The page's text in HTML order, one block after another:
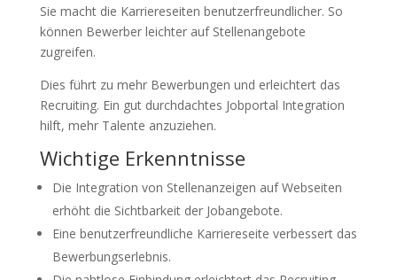
Sie macht die Karriereseiten benutzerfreundlicher. So
können Bewerber leichter auf Stellenangebote
zugreifen.
Dies führt zu mehr Bewerbungen und erleichtert das
Recruiting. Ein gut durchdachtes Jobportal Integration
hilft, mehr Talente anzuziehen.
Wichtige Erkenntnisse
Die Integration von Stellenanzeigen auf Webseiten
erhöht die Sichtbarkeit der Jobangebote.
Eine benutzerfreundliche Karriereseite verbessert das
Bewerbungserlebnis.